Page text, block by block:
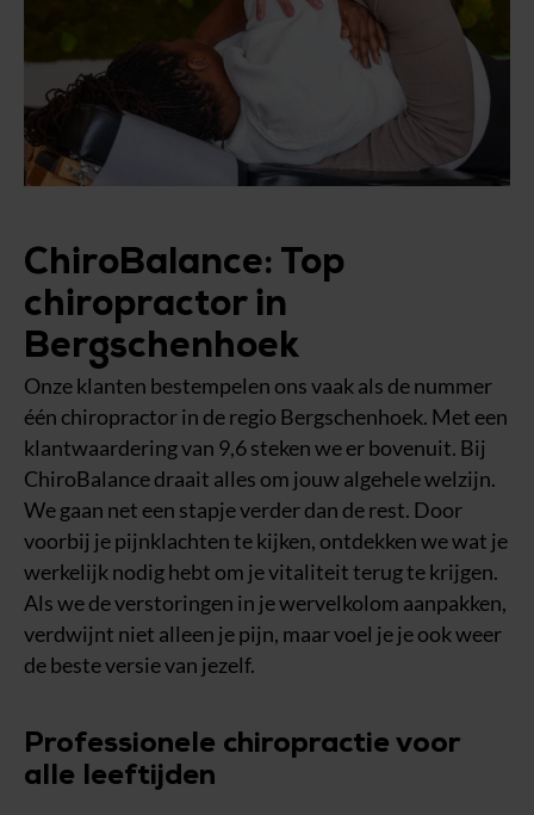
ChiroBalance: Top
chiropractor in
Bergschenhoek
Onze klanten bestempelen ons vaak als de nummer
één chiropractor in de regio Bergschenhoek. Met een
klantwaardering van 9,6 steken we er bovenuit. Bij
ChiroBalance draait alles om jouw algehele welzijn.
We gaan net een stapje verder dan de rest. Door
voorbij je pijnklachten te kijken, ontdekken we wat je
werkelijk nodig hebt om je vitaliteit terug te krijgen.
Als we de verstoringen in je wervelkolom aanpakken,
verdwijnt niet alleen je pijn, maar voel je je ook weer
de beste versie van jezelf.
Professionele chiropractie voor
alle leeftijden